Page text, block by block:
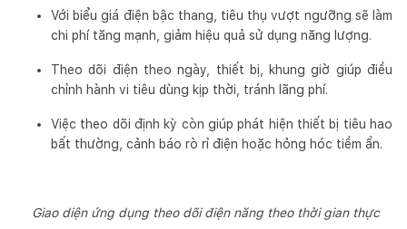
Với biểu giá điện bậc thang, tiêu thụ vượt ngưỡng sẽ làm
chi phí tăng mạnh, giảm hiệu quả sử dụng năng lượng.
Theo dõi điện theo ngày, thiết bị, khung giờ giúp điều
chỉnh hành vi tiêu dùng kịp thời, tránh lãng phí.
Việc theo dõi định kỳ còn giúp phát hiện thiết bị tiêu hao
bất thường, cảnh báo rò rỉ điện hoặc hỏng hóc tiềm ẩn.
Giao diện ứng dụng theo dõi điện năng theo thời gian thực